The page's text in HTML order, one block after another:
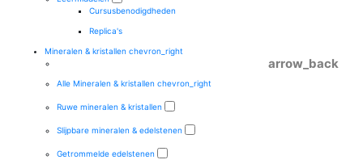
Cursusbenodigdheden
Replica's
Mineralen & kristallen chevron_right
arrow_back
Alle Mineralen & kristallen chevron_right
Ruwe mineralen & kristallen
Slijpbare mineralen & edelstenen
Getrommelde edelstenen